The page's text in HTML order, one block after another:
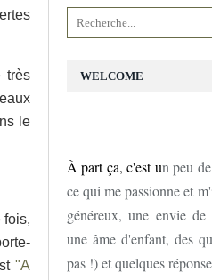
très
le
fois,
"A
WELCOME
À part ça, c'est un peu
ce qui me passionne et
généreux, une envie
une âme d'enfant, des
pas !) et quelques